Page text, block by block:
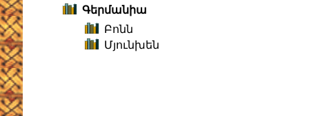
Գերմանիա
Բոնն
Մյունխեն